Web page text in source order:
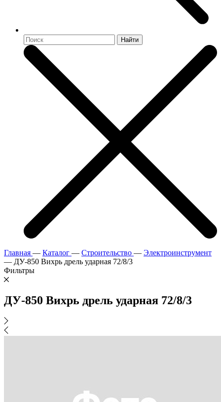
Найти
Главная — Каталог — Строительство — Электроинструмент
— ДУ-850 Вихрь дрель ударная 72/8/3
Фильтры
ДУ-850 Вихрь дрель ударная 72/8/3